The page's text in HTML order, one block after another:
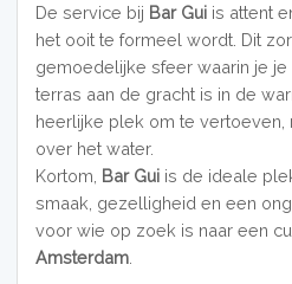
De service bij Bar Guiis attent
het ooit te formeel wordt. Dit
gemoedelijke sfeer waarin je
terras aan de gracht is in de
heerlijke plek om te vertoeven,
over het water.
Kortom, Bar Gui is de ideale
smaak, gezelligheid en een
voor wie op zoek is naar een
Amsterdam.